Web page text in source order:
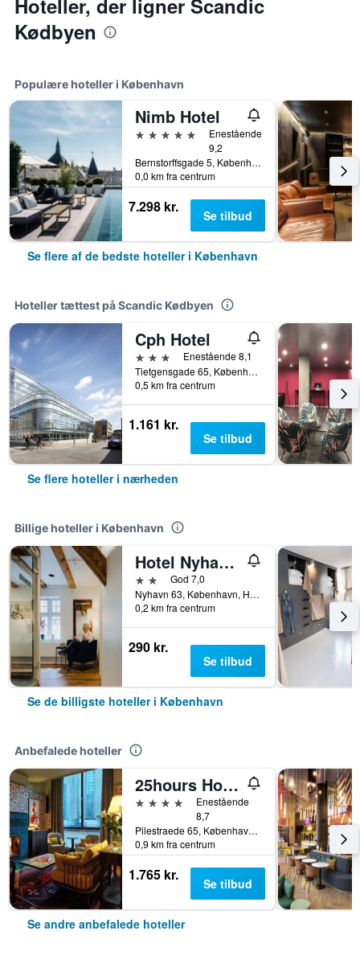
Hoteller, der ligner Scandic
Kødbyen
Populære hoteller i København
Nimb Hotel
5 stjerner
Enestående
9,2
Bernstorffsgade 5, København, Hovedstaden, Danmark
0,0 km fra centrum
7.298 kr. Se tilbud
Se flere af de bedste hoteller i København
Hoteller tættest på Scandic Kødbyen
Cph Hotel
3 stjernerEnestående 8,1
Tietgensgade 65, København, Hovedstaden, Danmark
0,5 km fra centrum
1.161 kr.
Se tilbud
Se flere hoteller i nærheden
Billige hoteller i København
Hotel Nyhavn63
2 stjernerGod 7,0
Nyhavn 63, København, Hovedstaden, Danmark
0,2 km fra centrum
290 kr.
Se tilbud
Se de billigste hoteller i København
Anbefalede hoteller
25hours Hotel Indre By
4 stjerner
Enestående
8,7
Pilestraede 65, København, Hovedstaden, Danmark
0,9 km fra centrum
1.765 kr. Se tilbud
Se andre anbefalede hoteller